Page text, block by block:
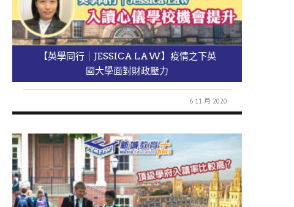
【英學同行｜JESSICA LAW】疫情之下英
國大學面對財政壓力
6 11 月 2020